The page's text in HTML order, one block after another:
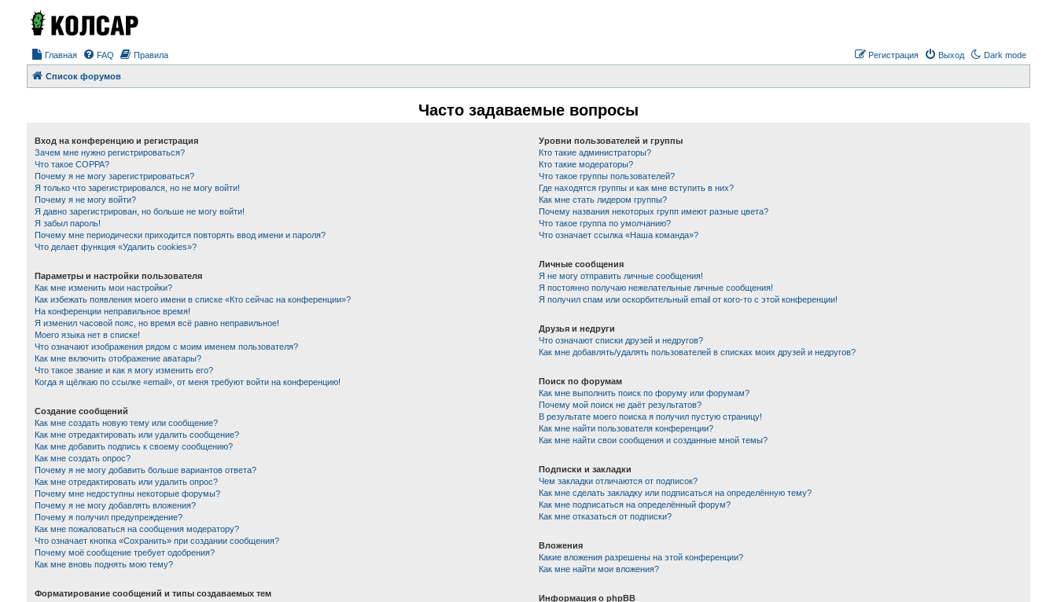
Главная Dark mode
FAQ Правила Выход
Регистрация
Список форумов
Часто задаваемые вопросы
Вход на конференцию и регистрация
Зачем мне нужно регистрироваться?
Что такое COPPA?
Почему я не могу зарегистрироваться?
Я только что зарегистрировался, но не могу войти!
Почему я не могу войти?
Я давно зарегистрирован, но больше не могу войти!
Я забыл пароль!
Почему мне периодически приходится повторять ввод имени и пароля?
Что делает функция «Удалить cookies»?
Параметры и настройки пользователя
Как мне изменить мои настройки?
Как избежать появления моего имени в списке «Кто сейчас на конференции»?
На конференции неправильное время!
Я изменил часовой пояс, но время всё равно неправильное!
Моего языка нет в списке!
Что означают изображения рядом с моим именем пользователя?
Как мне включить отображение аватары?
Что такое звание и как я могу изменить его?
Когда я щёлкаю по ссылке «email», от меня требуют войти на конференцию!
Создание сообщений
Как мне создать новую тему или сообщение?
Как мне отредактировать или удалить сообщение?
Как мне добавить подпись к своему сообщению?
Как мне создать опрос?
Почему я не могу добавить больше вариантов ответа?
Как мне отредактировать или удалить опрос?
Почему мне недоступны некоторые форумы?
Почему я не могу добавлять вложения?
Почему я получил предупреждение?
Как мне пожаловаться на сообщения модератору?
Что означает кнопка «Сохранить» при создании сообщения?
Почему моё сообщение требует одобрения?
Как мне вновь поднять мою тему?
Форматирование сообщений и типы создаваемых тем
Уровни пользователей и группы
Кто такие администраторы?
Кто такие модераторы?
Что такое группы пользователей?
Где находятся группы и как мне вступить в них?
Как мне стать лидером группы?
Почему названия некоторых групп имеют разные цвета?
Что такое группа по умолчанию?
Что означает ссылка «Наша команда»?
Личные сообщения
Я не могу отправить личные сообщения!
Я постоянно получаю нежелательные личные сообщения!
Я получил спам или оскорбительный email от кого-то с этой конференции!
Друзья и недруги
Что означают списки друзей и недругов?
Как мне добавлять/удалять пользователей в списках моих друзей и недругов?
Поиск по форумам
Как мне выполнить поиск по форуму или форумам?
Почему мой поиск не даёт результатов?
В результате моего поиска я получил пустую страницу!
Как мне найти пользователя конференции?
Как мне найти свои сообщения и созданные мной темы?
Подписки и закладки
Чем закладки отличаются от подписок?
Как мне сделать закладку или подписаться на определённую тему?
Как мне подписаться на определённый форум?
Как мне отказаться от подписки?
Вложения
Какие вложения разрешены на этой конференции?
Как мне найти мои вложения?
Информация о phpBB